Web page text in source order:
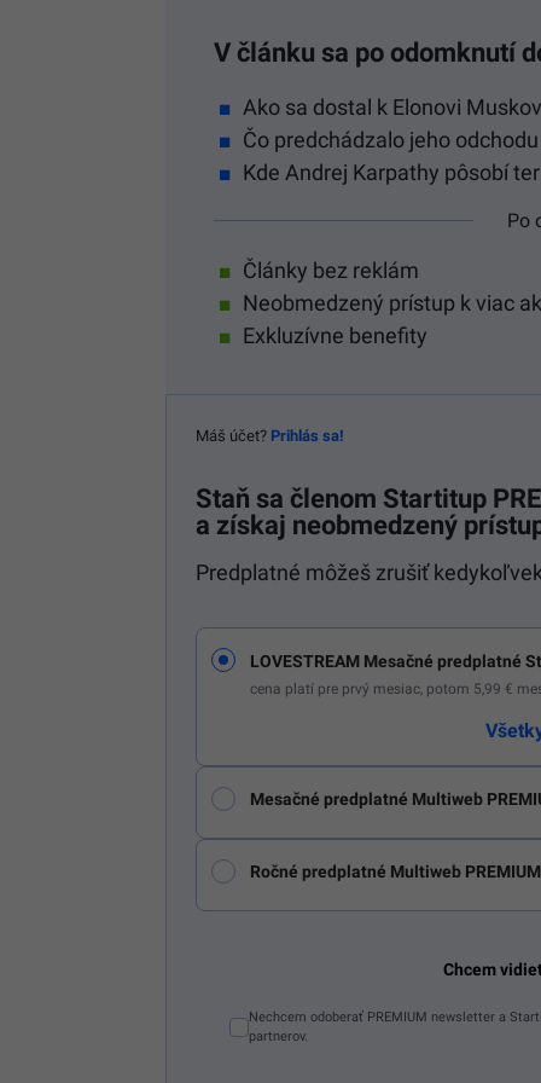
V článku sa po odomknutí
Ako sa dostal k Elonovi
Čo predchádzalo jeho
Kde Andrej Karpathy pôsobí
Po
Články bez reklám
Neobmedzený prístup k viac
Exkluzívne benefity
Máš účet? Prihlás sa!
Staň sa členom Startitup
a získaj neobmedzený
Predplatné môžeš zrušiť
LOVESTREAM Mesačné predplatné
cena platí pre prvý mesiac, potom 5,99 €
Mesačné predplatné Multiweb
Ročné predplatné Multiweb
Chcem
Nechcem odoberať PREMIUM newsletter a
partnerov.